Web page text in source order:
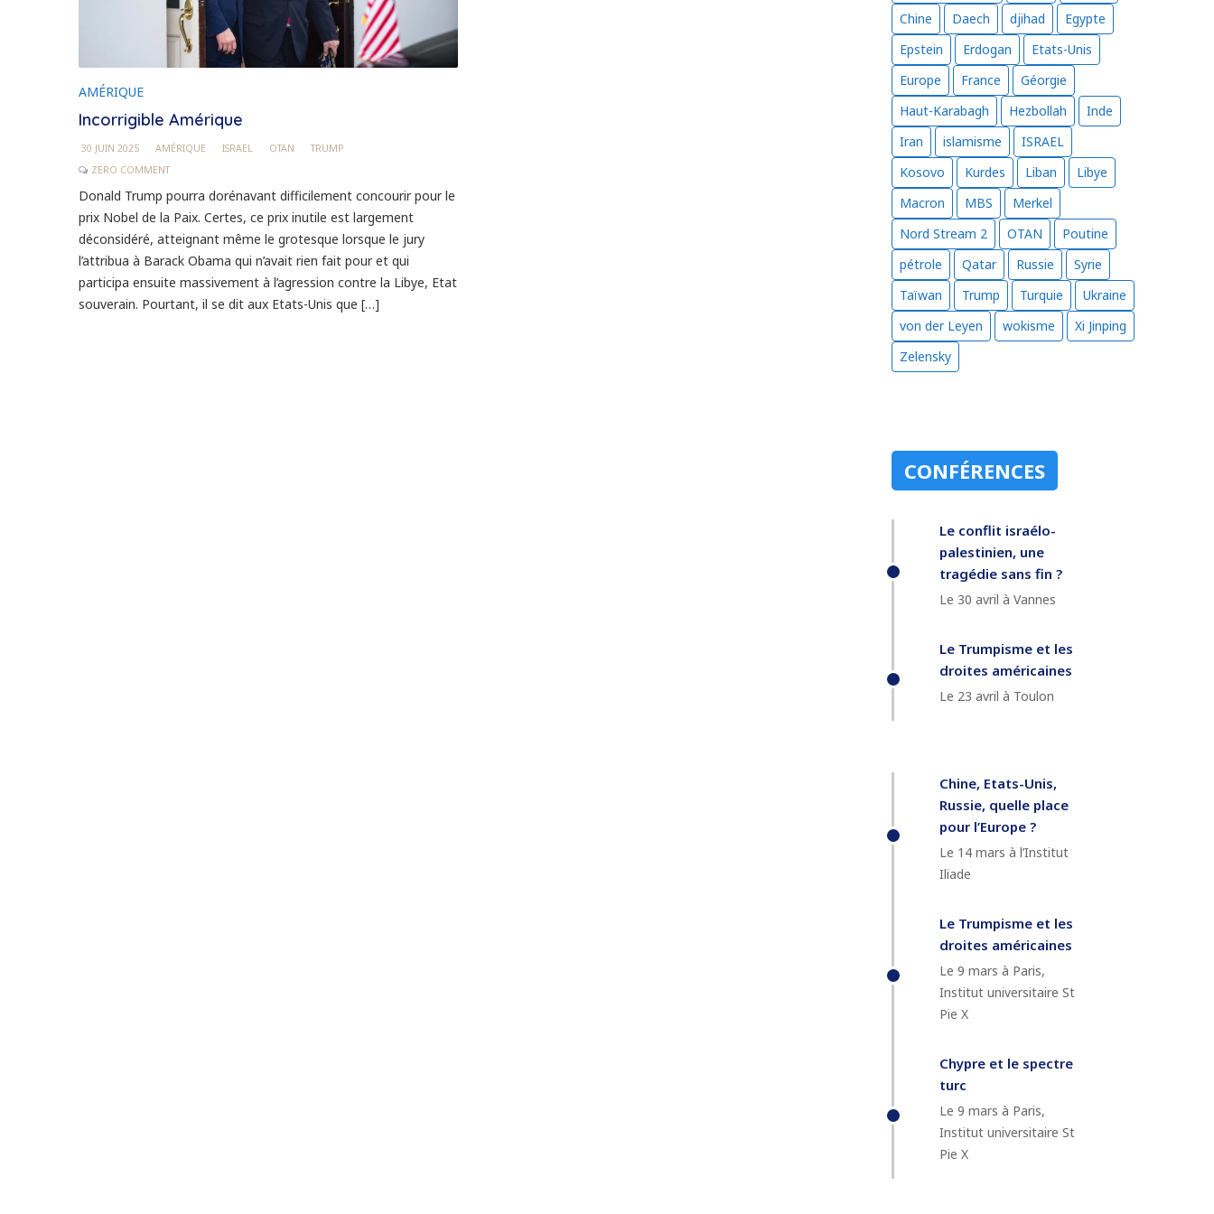
AMÉRIQUE
Incorrigible Amérique
30 JUIN 2025 AMÉRIQUE ISRAEL OTAN
TRUMP
ZERO COMMENT
Donald Trump pourra dorénavant difficilement concourir pour le
prix Nobel de la Paix. Certes, ce prix inutile est largement
déconsidéré, atteignant même le grotesque lorsque le jury
l’attribua à Barack Obama qui n’avait rien fait pour et qui
participa ensuite massivement à l’agression contre la Libye, Etat
souverain. Pourtant, il se dit aux Etats-Unis que […]
Chine
Daech djihad
Egypte
Epstein
Erdogan
Etats-Unis
Europe
France
Géorgie
Haut-Karabagh
Hezbollah
Inde
Iran
islamisme
ISRAEL
Kosovo
Kurdes Liban
Libye
Macron
MBS
Merkel
Nord Stream 2
OTAN
Poutine
pétrole
Qatar Russie
Syrie
Taïwan
Trump Turquie
Ukraine
von der Leyen
wokisme
Xi Jinping
Zelensky
CONFÉRENCES
Le conflit israélo-
palestinien, une
tragédie sans fin ?
Le 30 avril à Vannes
Le Trumpisme et les
droites américaines
Le 23 avril à Toulon
Chine, Etats-Unis,
Russie, quelle place
pour l’Europe ?
Le 14 mars à l’Institut
Iliade
Le Trumpisme et les
droites américaines
Le 9 mars à Paris,
Institut universitaire St
Pie X
Chypre et le spectre
turc
Le 9 mars à Paris,
Institut universitaire St
Pie X